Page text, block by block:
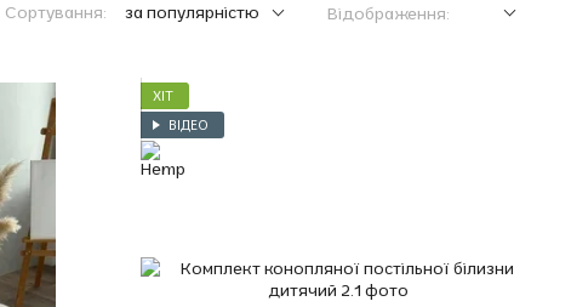
Сортування: за популярністю Відображення:
ХІТ
ВІДЕО